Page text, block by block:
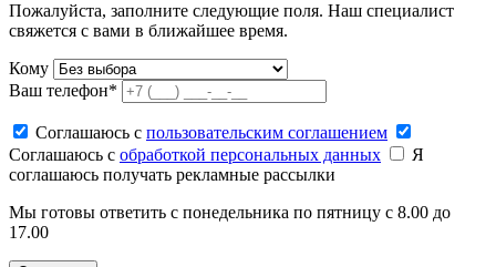
Пожалуйста, заполните следующие поля. Наш специалист
свяжется с вами в ближайшее время.
Кому
Ваш телефон*
Соглашаюсь c пользовательским соглашением
Соглашаюсь c обработкой персональных данных
Я
соглашаюсь получать рекламные рассылки
Мы готовы ответить с понедельника по пятницу с 8.00 до
17.00